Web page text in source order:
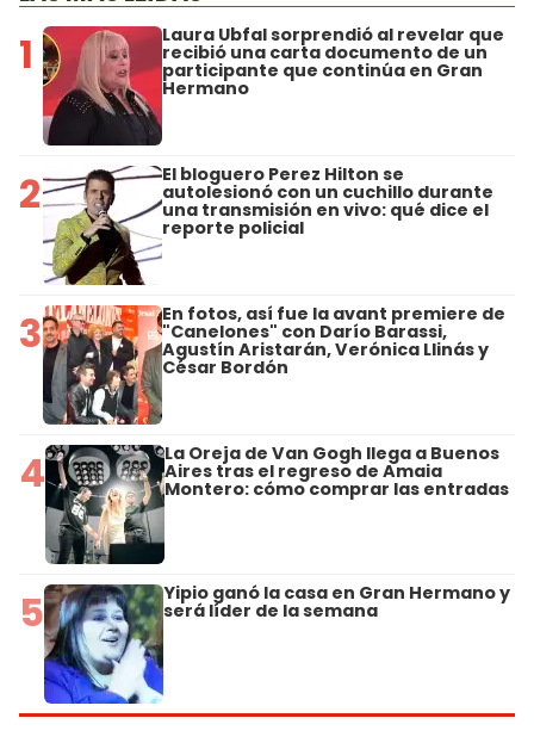
1 Laura Ubfal sorprendió al revelar que
recibió una carta documento de un
participante que continúa en Gran
Hermano
2 El bloguero Perez Hilton se
autolesionó con un cuchillo durante
una transmisión en vivo: qué dice el
reporte policial
3 En fotos, así fue la avant premiere de
"Canelones" con Darío Barassi,
Agustín Aristarán, Verónica Llinás y
César Bordón
4 La Oreja de Van Gogh llega a Buenos
Aires tras el regreso de Amaia
Montero: cómo comprar las entradas
5 Yipio ganó la casa en Gran Hermano y
será líder de la semana